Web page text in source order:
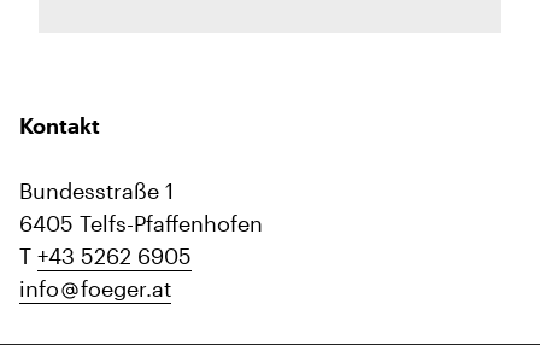
Kontakt
Bundesstraße 1
6405 Telfs-Pfaffenhofen
T +43 5262 6905
info
foeger.at